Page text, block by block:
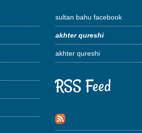
sultan bahu facebook
akhter qureshi
akhter qureshi
RSS Feed